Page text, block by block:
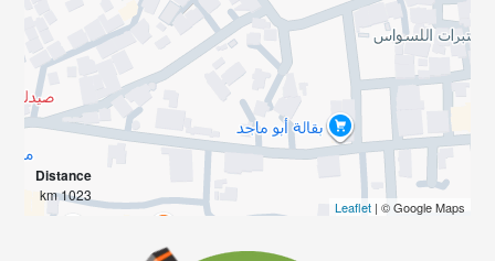
Distance
1023 km
Leaflet| © Google Maps